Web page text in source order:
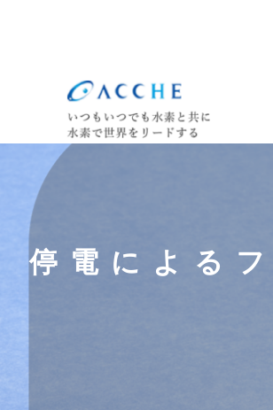
停電による